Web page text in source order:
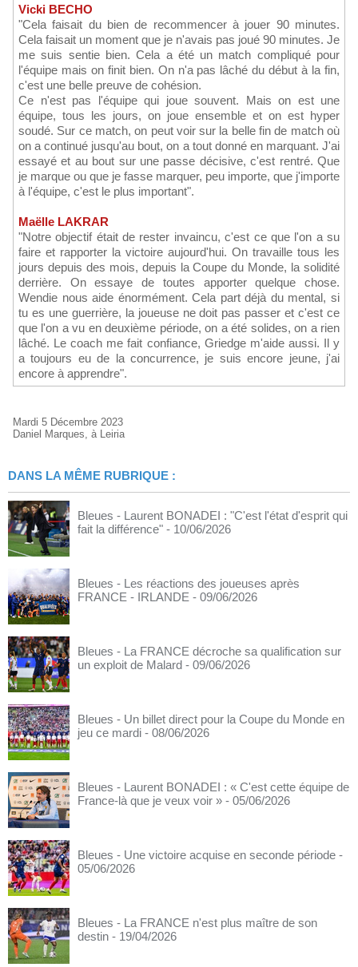
Vicki BECHO
"Cela faisait du bien de recommencer à jouer 90 minutes.
Cela faisait un moment que je n'avais pas joué 90 minutes. Je
me suis sentie bien. Cela a été un match compliqué pour
l'équipe mais on finit bien. On n'a pas lâché du début à la fin,
c'est une belle preuve de cohésion.
Ce n'est pas l'équipe qui joue souvent. Mais on est une
équipe, tous les jours, on joue ensemble et on est hyper
soudé. Sur ce match, on peut voir sur la belle fin de match où
on a continué jusqu'au bout, on a tout donné en marquant. J'ai
essayé et au bout sur une passe décisive, c'est rentré. Que
je marque ou que je fasse marquer, peu importe, que j'importe
à l'équipe, c'est le plus important".
Maëlle LAKRAR
"Notre objectif était de rester invaincu, c'est ce que l'on a su
faire et rapporter la victoire aujourd'hui. On travaille tous les
jours depuis des mois, depuis la Coupe du Monde, la solidité
derrière. On essaye de toutes apporter quelque chose.
Wendie nous aide énormément. Cela part déjà du mental, si
tu es une guerrière, la joueuse ne doit pas passer et c'est ce
que l'on a vu en deuxième période, on a été solides, on a rien
lâché. Le coach me fait confiance, Griedge m'aide aussi. Il y
a toujours eu de la concurrence, je suis encore jeune, j'ai
encore à apprendre".
Mardi 5 Décembre 2023
Daniel Marques, à Leiria
DANS LA MÊME RUBRIQUE :
Bleues - Laurent BONADEI : "C'est l'état d'esprit qui
fait la différence" - 10/06/2026
Bleues - Les réactions des joueuses après
FRANCE - IRLANDE - 09/06/2026
Bleues - La FRANCE décroche sa qualification sur
un exploit de Malard - 09/06/2026
Bleues - Un billet direct pour la Coupe du Monde en
jeu ce mardi - 08/06/2026
Bleues - Laurent BONADEI : « C'est cette équipe de
France-là que je veux voir » - 05/06/2026
Bleues - Une victoire acquise en seconde période -
05/06/2026
Bleues - La FRANCE n'est plus maître de son
destin - 19/04/2026